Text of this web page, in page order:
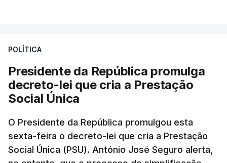
POLÍTICA
Presidente da República promulga
decreto-lei que cria a Prestação
Social Única
O Presidente da República promulgou esta
sexta-feira o decreto-lei que cria a Prestação
Social Única (PSU). António José Seguro alerta,